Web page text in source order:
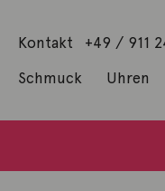
Kontakt +49 / 911
Schmuck Uhren